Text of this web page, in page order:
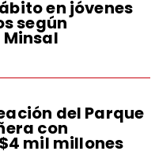
en jóvenes
según
del Parque
con
mil millones